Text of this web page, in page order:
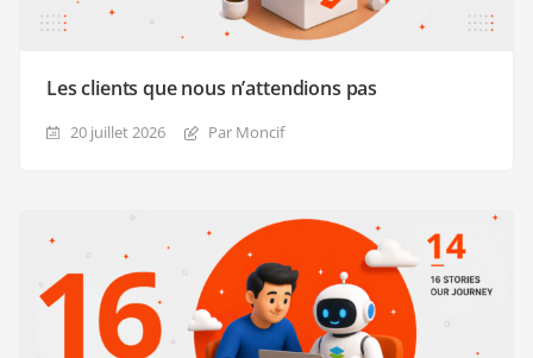
Les clients que nous n’attendions pas
20 juillet 2026 Par Moncif